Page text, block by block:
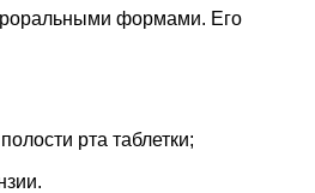
формами. Его
рта таблетки;